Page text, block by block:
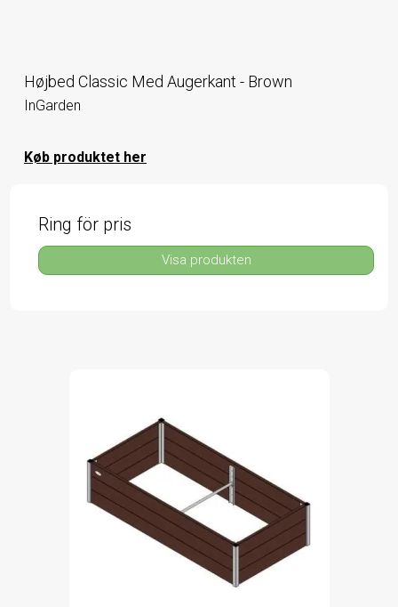
Højbed Classic Med Augerkant - Brown
InGarden
Køb produktet her
Ring för pris
Visa produkten